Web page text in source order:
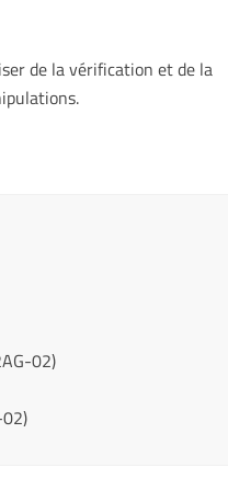
de la vérification et de la
02)